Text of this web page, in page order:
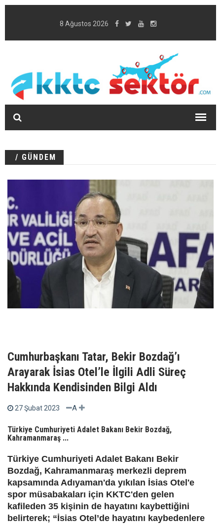
8 Ağustos 2026
/ GÜNDEM
Cumhurbaşkanı Tatar, Bekir Bozdağ’ı
Arayarak İsias Otel’le İlgili Adli Süreç
Hakkında Kendisinden Bilgi Aldı
27 Şubat 2023 A
Türkiye Cumhuriyeti Adalet Bakanı Bekir Bozdağ,
Kahramanmaraş ...
Türkiye Cumhuriyeti Adalet Bakanı Bekir
Bozdağ, Kahramanmaraş merkezli deprem
kapsamında Adıyaman'da yıkılan İsias Otel'e
spor müsabakaları için KKTC'den gelen
kafileden 35 kişinin de hayatını kaybettiğini
belirterek; “İsias Otel’de hayatını kaybedenlere